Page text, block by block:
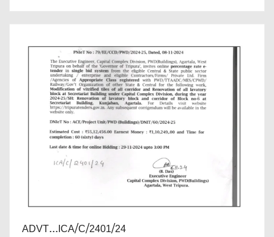
ADVT...ICA/C/2401/24